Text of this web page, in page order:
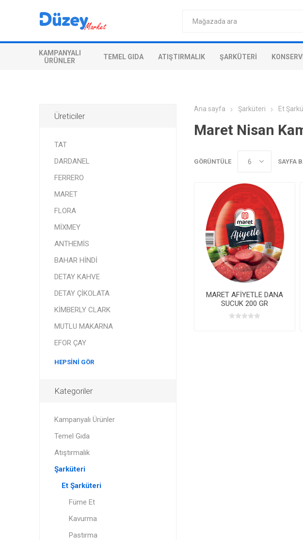
KAMPANYALI
ÜRÜNLER
TEMEL GIDA ATIŞTIRMALIK ŞARKÜTERI
Ana sayfa Şarküteri Et
Maret Nisan
GÖRÜNTÜLE SAYFA
MARET AFİYETLE DANA
SUCUK 200 GR
Üreticiler
TAT
DARDANEL
FERRERO
MARET
FLORA
MİXMEY
ANTHEMİS
BAHAR HİNDİ
DETAY KAHVE
DETAY ÇİKOLATA
KİMBERLY CLARK
MUTLU MAKARNA
EFOR ÇAY
HEPSINI GÖR
Kategoriler
Kampanyalı Ürünler
Temel Gıda
Atıştırmalık
Şarküteri
Et Şarküteri
Füme Et
Kavurma
Pastırma